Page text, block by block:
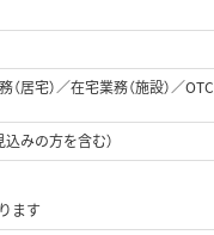
居宅）／在宅業務（施設）／
みの方を含む）
ます